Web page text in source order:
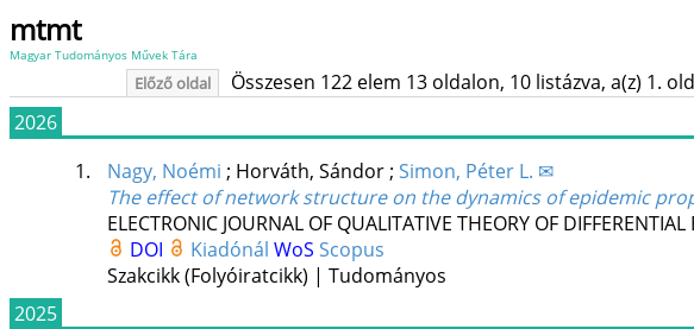
mtmt
Magyar Tudományos Művek Tára
Előző oldal Összesen 122 elem 13 oldalon, 10 listázva, a(z) 1.
2026
1.
Nagy, Noémi ; Horváth, Sándor; Simon, Péter L. ✉
The effect of network structure on the dynamics of epidemic
ELECTRONIC JOURNAL OF QUALITATIVE THEORY OF
DOI
Kiadónál WoS Scopus
Szakcikk (Folyóiratcikk) | Tudományos
2025